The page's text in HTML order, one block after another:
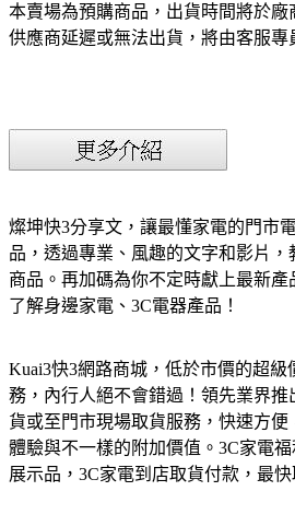
本賣場為預購商品，出貨時間將於廠
供應商延遲或無法出貨，將由客服專
燦坤快3分享文，讓最懂家電的門市
品，透過專業、風趣的文字和影片
商品。再加碼為你不定時獻上最新
了解身邊家電、3C電器產品！
Kuai3快3網路商城，低於市價的超
務，內行人絕不會錯過！領先業界推
貨或至門市現場取貨服務，快速方
體驗與不一樣的附加價值。3C家電
展示品，3C家電到店取貨付款，最